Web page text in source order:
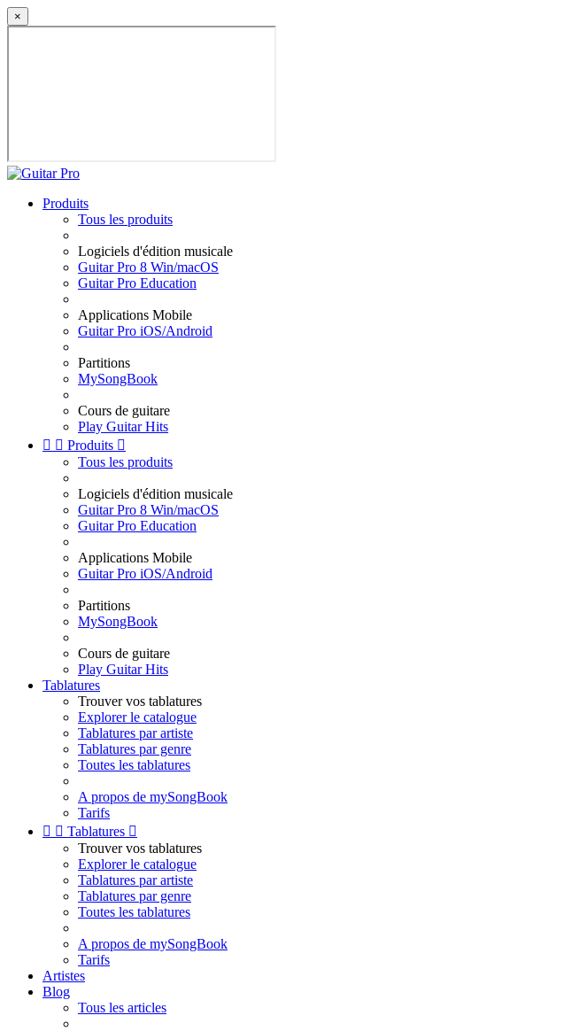
×
Produits
Tous les produits
Logiciels d'édition musicale
Guitar Pro 8 Win/macOS
Guitar Pro Education
Applications Mobile
Guitar Pro iOS/Android
Partitions
MySongBook
Cours de guitare
Play Guitar Hits
  Produits 
Tous les produits
Logiciels d'édition musicale
Guitar Pro 8 Win/macOS
Guitar Pro Education
Applications Mobile
Guitar Pro iOS/Android
Partitions
MySongBook
Cours de guitare
Play Guitar Hits
Tablatures
Trouver vos tablatures
Explorer le catalogue
Tablatures par artiste
Tablatures par genre
Toutes les tablatures
A propos de mySongBook
Tarifs
  Tablatures 
Trouver vos tablatures
Explorer le catalogue
Tablatures par artiste
Tablatures par genre
Toutes les tablatures
A propos de mySongBook
Tarifs
Artistes
Blog
Tous les articles